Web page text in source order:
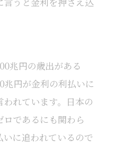
兆円の歳出がある
兆円が金利の利払いに
れています。日本の
であるにも関わら
に追われているので